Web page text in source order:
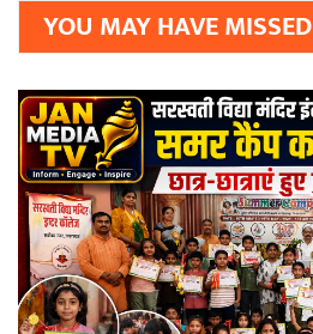
YOU MAY HAVE MISSED